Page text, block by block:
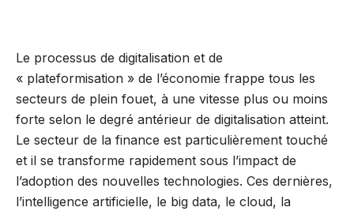
Le processus de digitalisation et de
« plateformisation » de l’économie frappe tous les
secteurs de plein fouet, à une vitesse plus ou moins
forte selon le degré antérieur de digitalisation atteint.
Le secteur de la finance est particulièrement touché
et il se transforme rapidement sous l’impact de
l’adoption des nouvelles technologies. Ces dernières,
l’intelligence artificielle, le big data, le cloud, la